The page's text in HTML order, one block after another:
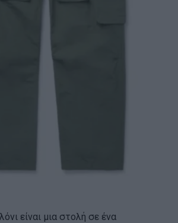
είναι μια στολή σε ένα